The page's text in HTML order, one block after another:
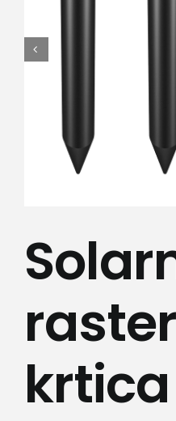
Medicinska
Sport i razonoda
krtica